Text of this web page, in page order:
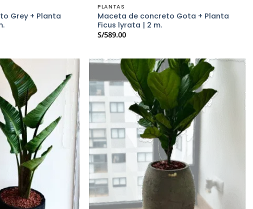
Grey + Planta
PLANTAS
Maceta de concreto Gota + Planta
Ficus lyrata | 2 m.
S/589.00